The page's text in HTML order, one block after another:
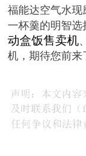
福能达空气水
一杯羹的明智选
动盒饭售卖机
机，期待您前来